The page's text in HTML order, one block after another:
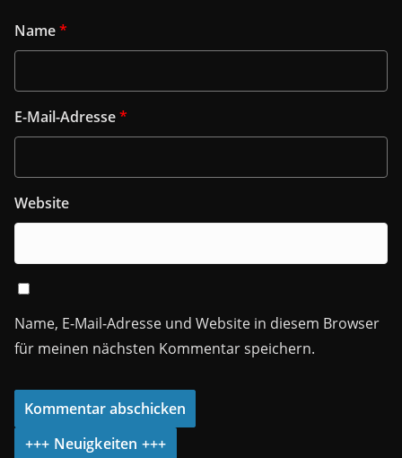
Name*
E-Mail-Adresse*
Website
Name, E-Mail-Adresse und Website in diesem Browser
für meinen nächsten Kommentar speichern.
+++ Neuigkeiten +++